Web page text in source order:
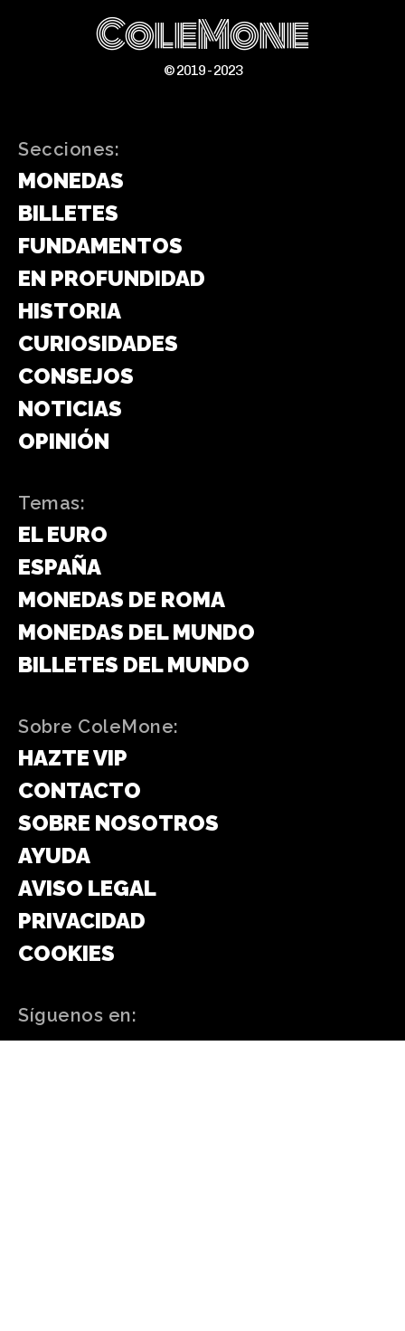
ColeMone
© 2019 - 2023
Secciones:
MONEDAS
BILLETES
FUNDAMENTOS
EN PROFUNDIDAD
HISTORIA
CURIOSIDADES
CONSEJOS
NOTICIAS
OPINIÓN
Temas:
EL EURO
ESPAÑA
MONEDAS DE ROMA
MONEDAS DEL MUNDO
BILLETES DEL MUNDO
Sobre ColeMone:
HAZTE VIP
CONTACTO
SOBRE NOSOTROS
AYUDA
AVISO LEGAL
PRIVACIDAD
COOKIES
Síguenos en: